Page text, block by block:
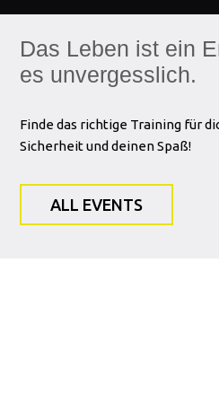
Das Leben ist ein
es unvergesslich.
Finde das richtige Training für
Sicherheit und deinen Spaß!
ALL EVENTS